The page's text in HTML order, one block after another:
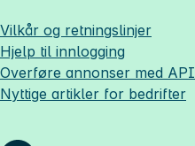
Vilkår og retningslinjer
Hjelp til innlogging
Overføre annonser med API
Nyttige artikler for bedrifter